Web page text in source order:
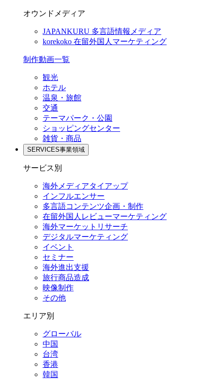
オウンドメディア
JAPANKURU 多言語情報メディア
korekoko 在留外国人マーケティング
制作動画一覧
観光
ホテル
温泉・旅館
交通
テーマパーク・公園
ショッピングセンター
雑貨・商品
SERVICES事業領域
サービス別
海外メディアタイアップ
インフルエンサー
多言語コンテンツ企画・制作
在留外国⼈レビューマーケティング
海外マーケットリサーチ
デジタルマーケティング
イベント
セミナー
海外進出支援
旅行商品造成
映像制作
その他
エリア別
グローバル
中国
台湾
香港
韓国